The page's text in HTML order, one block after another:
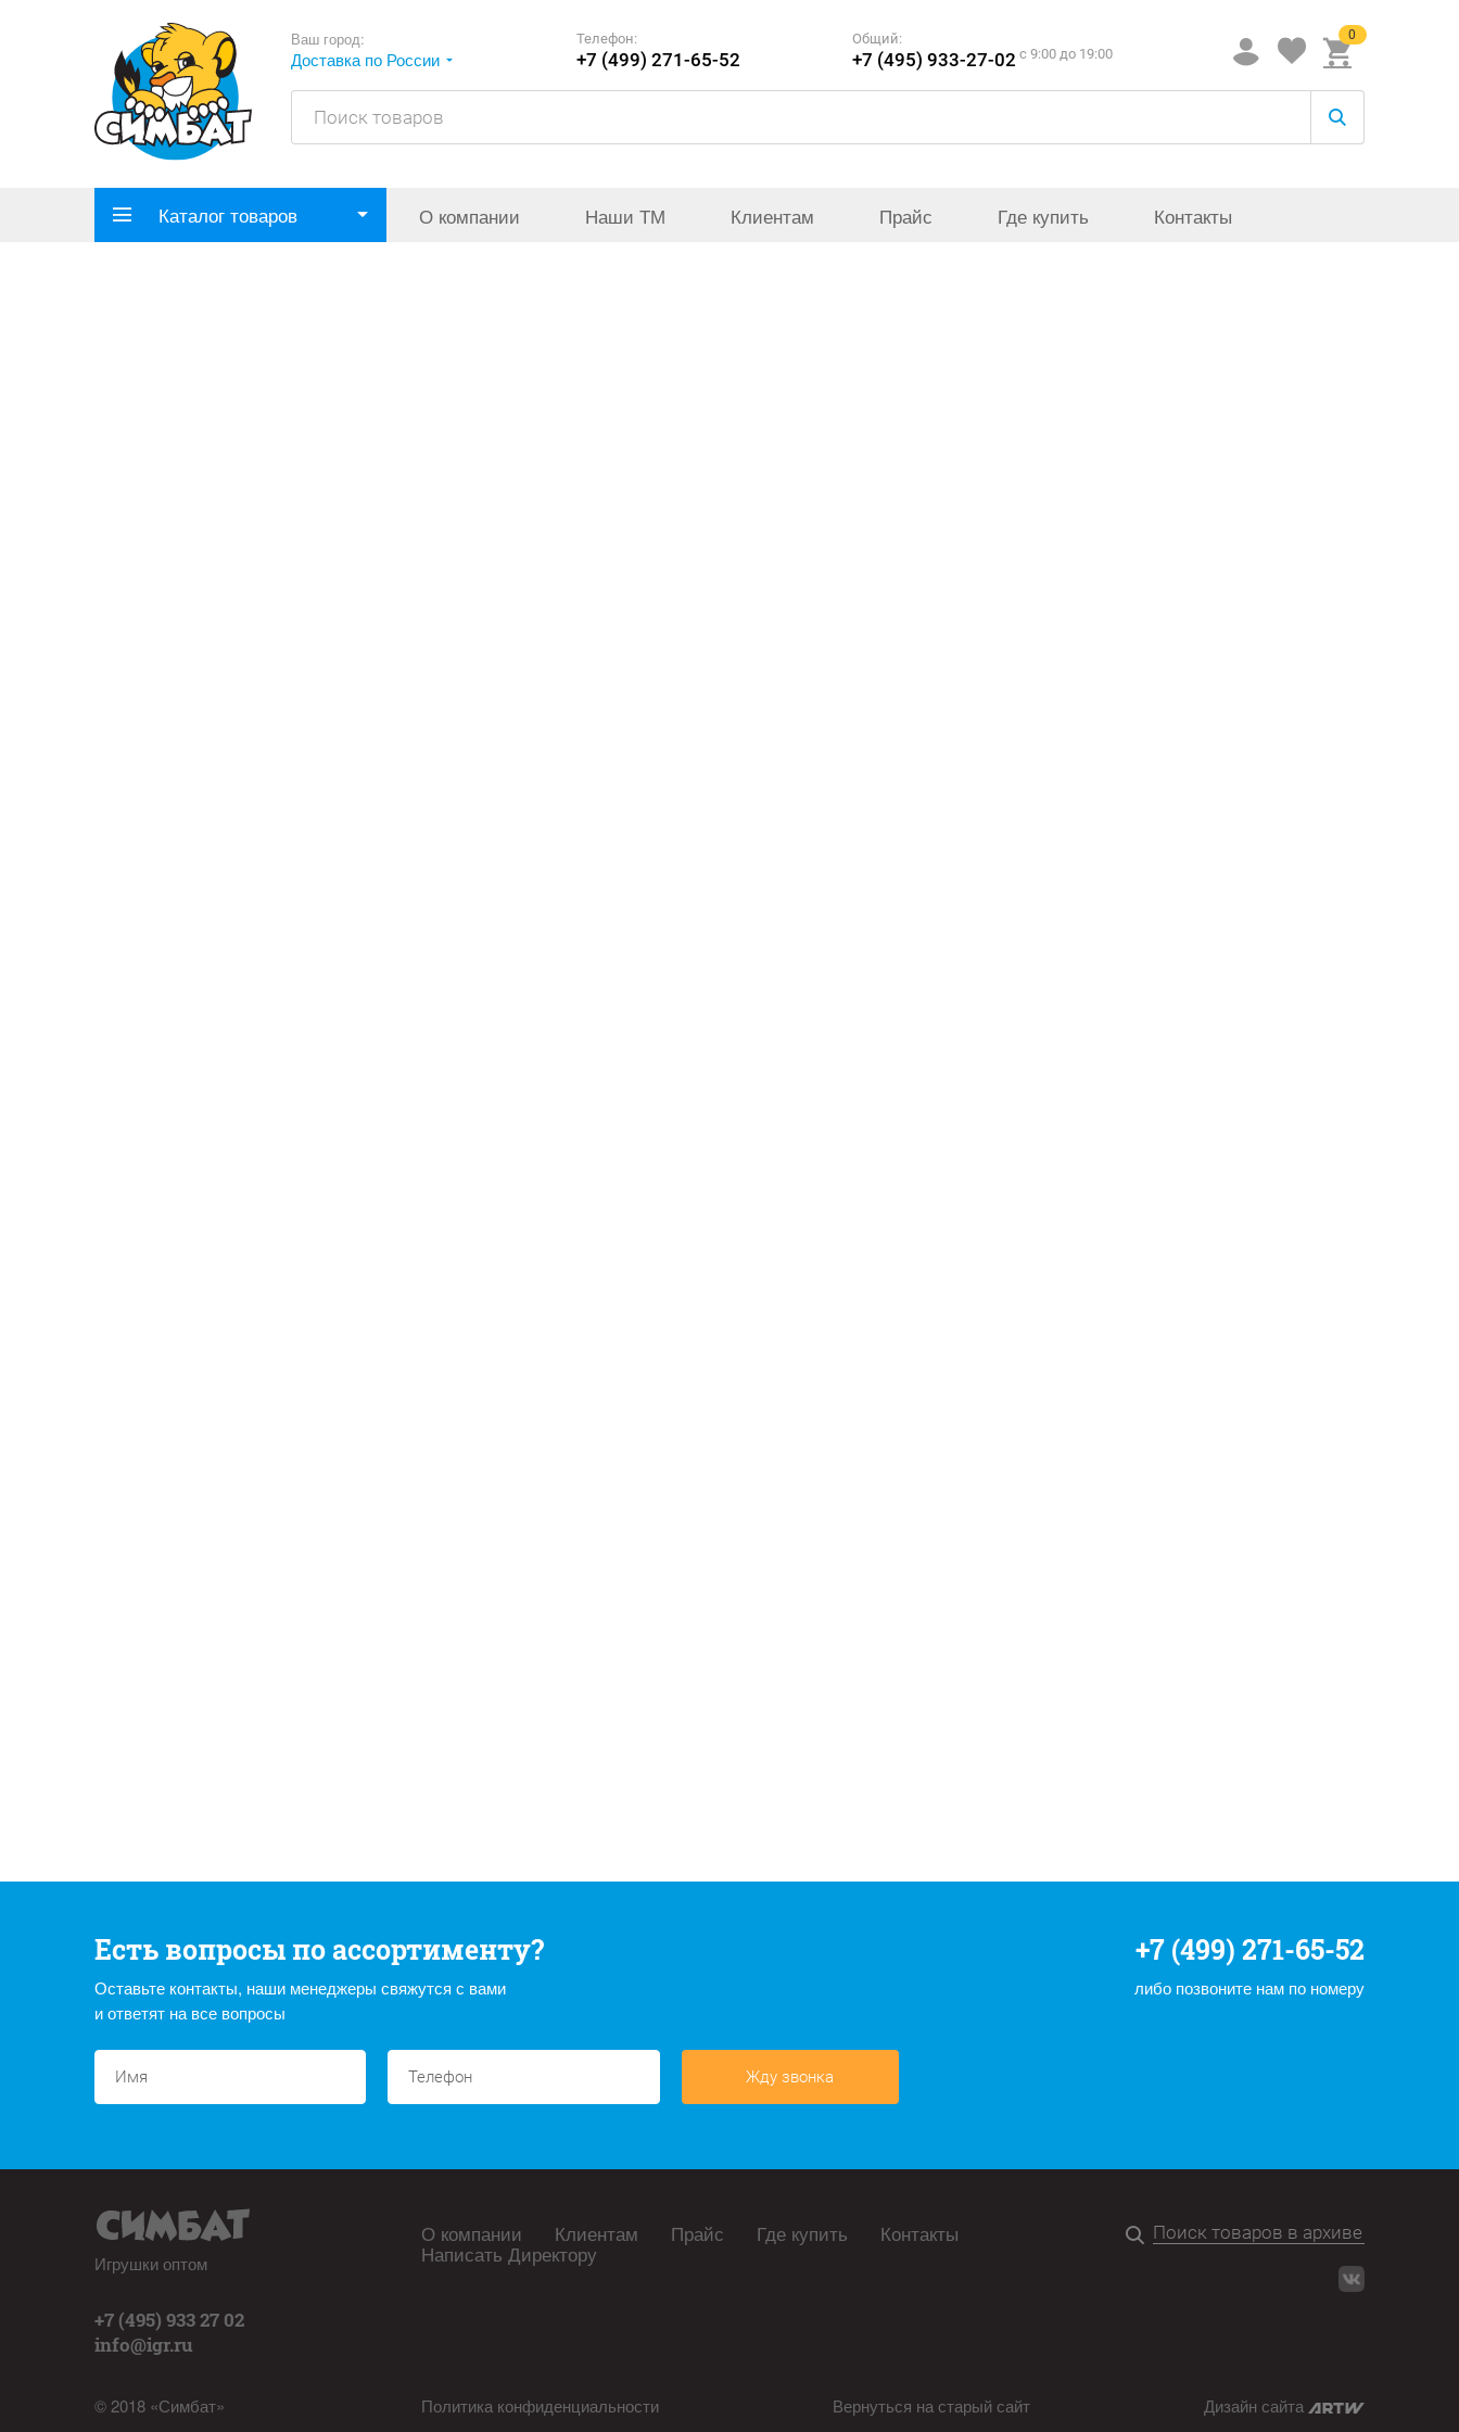
Ваш город:
Доставка по России
Телефон:
+7 (499) 271-65-52
Общий:
+7 (495) 933-27-02 c 9:00 до 19:00
0
Каталог товаров О компании Наши ТМ Клиентам Прайс Где купить Контакты
Есть вопросы по ассортименту?
Оставьте контакты, наши менеджеры свяжутся с вами
и ответят на все вопросы
+7 (499) 271-65-52
либо позвоните нам по номеру
Жду звонка
Игрушки оптом
+7 (495) 933 27 02
info@igr.ru
© 2018 «Симбат»
О компании Клиентам Прайс Где купить Контакты
Написать Директору
Политика конфиденциальности Вернуться на старый сайт Дизайн сайта